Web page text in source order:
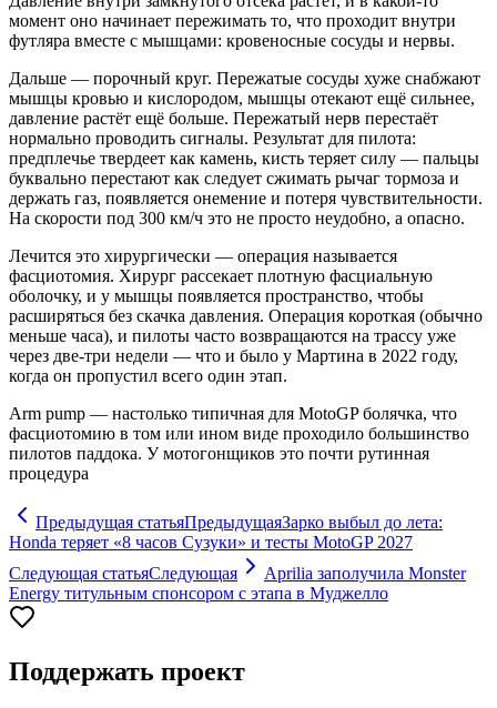
момент оно начинает пережимать то, что проходит внутри
футляра вместе с мышцами: кровеносные сосуды и нервы.
Дальше — порочный круг. Пережатые сосуды хуже снабжают
мышцы кровью и кислородом, мышцы отекают ещё сильнее,
давление растёт ещё больше. Пережатый нерв перестаёт
нормально проводить сигналы. Результат для пилота:
предплечье твердеет как камень, кисть теряет силу — пальцы
буквально перестают как следует сжимать рычаг тормоза и
держать газ, появляется онемение и потеря чувствительности.
На скорости под 300 км/ч это не просто неудобно, а опасно.
Лечится это хирургически — операция называется
фасциотомия. Хирург рассекает плотную фасциальную
оболочку, и у мышцы появляется пространство, чтобы
расширяться без скачка давления. Операция короткая (обычно
меньше часа), и пилоты часто возвращаются на трассу уже
через две-три недели — что и было у Мартина в 2022 году,
когда он пропустил всего один этап.
Arm pump — настолько типичная для MotoGP болячка, что
фасциотомию в том или ином виде проходило большинство
пилотов паддока. У мотогонщиков это почти рутинная
процедура
Предыдущая статьяПредыдущаяЗарко выбыл до лета:
Honda теряет «8 часов Сузуки» и тесты MotoGP 2027
Следующая статьяСледующая
Aprilia заполучила Monster
Energy титульным спонсором с этапа в Муджелло
Поддержать проект